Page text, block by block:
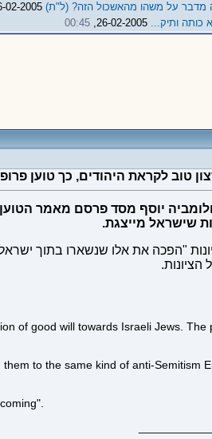
מדבר על משהו מהאשכול הזה? (ל"ת)26-02-2005,
כותה ותיק... 00:45
טוב לקראת היהודים, כך טוען
יוסף מסד פרסם מאמר
שישראל מייצגת.
"הפכה את אלו שנשארו בתוך
of good will towards Israeli Jews. The
to the same kind of anti-Semitism